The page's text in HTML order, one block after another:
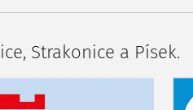
Strakonice a Písek.